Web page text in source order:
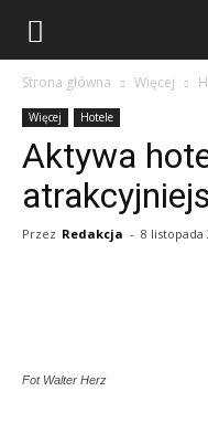
Strona główna Więcej
Więcej Hotele
Aktywa
Przez Redakcja - 8 listopada
Fot Walter Herz